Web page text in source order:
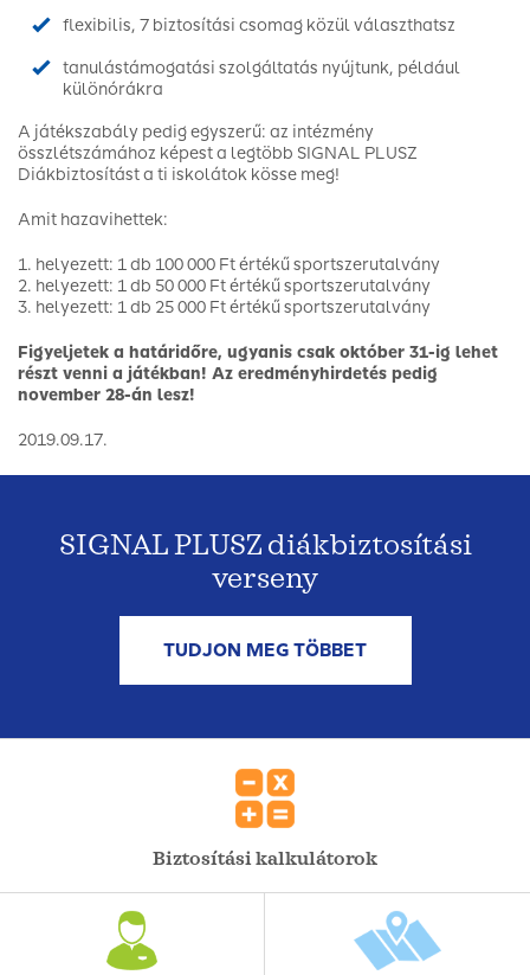
flexibilis, 7 biztosítási csomag közül választhatsz
tanulástámogatási szolgáltatás nyújtunk, például
különórákra
A játékszabály pedig egyszerű: az intézmény
összlétszámához képest a legtöbb SIGNAL PLUSZ
Diákbiztosítást a ti iskolátok kösse meg!
Amit hazavihettek:
1. helyezett: 1 db 100 000 Ft értékű sportszerutalvány
2. helyezett: 1 db 50 000 Ft értékű sportszerutalvány
3. helyezett: 1 db 25 000 Ft értékű sportszerutalvány
Figyeljetek a határidőre, ugyanis csak október 31-ig lehet
részt venni a játékban! Az eredményhirdetés pedig
november 28-án lesz!
2019.09.17.
SIGNAL PLUSZ diákbiztosítási
verseny
TUDJON MEG TÖBBET
Biztosítási kalkulátorok